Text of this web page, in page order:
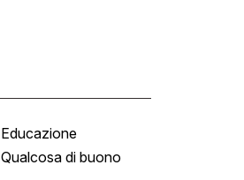
Educazione
Qualcosa di buono